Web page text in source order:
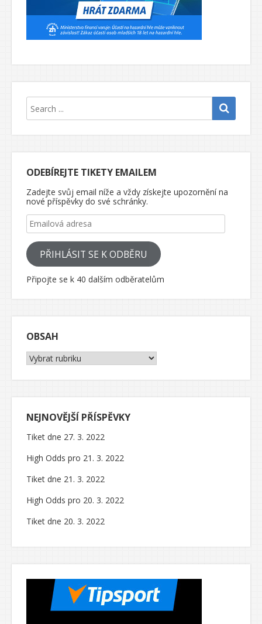
ODEBÍREJTE TIKETY EMAILEM
Zadejte svůj email níže a vždy získejte upozornění na
nové příspěvky do své schránky.
Emailová adresa
PŘIHLÁSIT SE K ODBĚRU
Připojte se k 40 dalším odběratelům
OBSAH
Obsah
NEJNOVĚJŠÍ PŘÍSPĚVKY
Tiket dne 27. 3. 2022
High Odds pro 21. 3. 2022
Tiket dne 21. 3. 2022
High Odds pro 20. 3. 2022
Tiket dne 20. 3. 2022